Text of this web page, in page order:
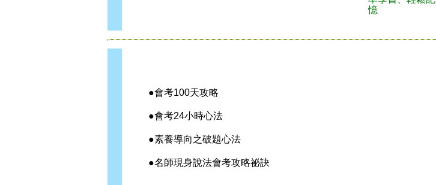
憶
●會考100天攻略
●會考24小時心法
●素養導向之破題心法
●名師現身說法會考攻略祕訣